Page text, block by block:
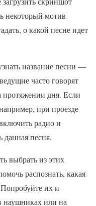
некоторый мотив
о какой песне идет
название песни —
часто говорят
протяжении дня. Если
при проезде
радио и
данная песня.
выбрать из этих
распознать, какая
их и
наушниках или на